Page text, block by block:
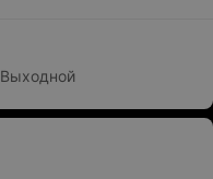
Выходной